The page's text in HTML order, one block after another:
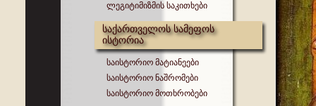
ლეგიტიმიზმის საკითხები
საქართველოს სამეფოს
ისტორია
საისტორიო მატიანეები
საისტორიო ნაშრომები
საისტორიო მოთხრობები